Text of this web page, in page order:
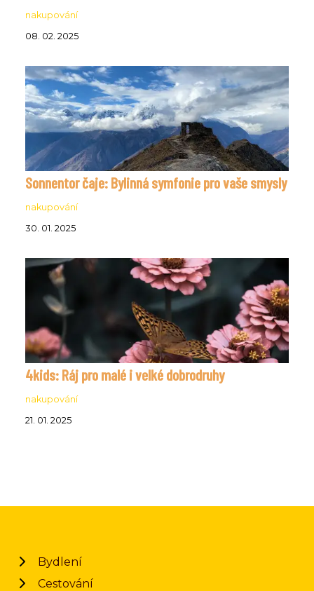
nakupování
08. 02. 2025
Sonnentor čaje: Bylinná symfonie pro vaše smysly
nakupování
30. 01. 2025
4kids: Ráj pro malé i velké dobrodruhy
nakupování
21. 01. 2025
Bydlení
Cestování